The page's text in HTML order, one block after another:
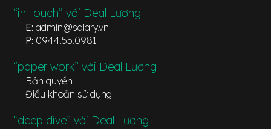
“in touch” với Deal Lương
E: admin@salary.vn
P: 0944.55.0981
“paper work” với Deal Lương
Bản quyền
Điều khoản sử dụng
“deep dive” với Deal Lương